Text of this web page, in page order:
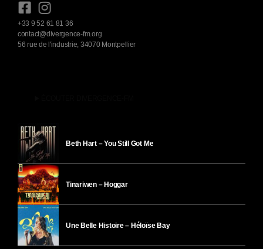
+33 9 52 61 81 36
contact@divergence-fm.org
56 rue de l'industrie, 34070 Montpellier
Beth Hart – You Still Got Me
Tinariwen – Hoggar
Une Belle Histoire – Héloïse Bay